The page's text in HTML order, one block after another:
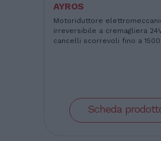
AYROS
Motoriduttore
irreversibile a cremagliera
cancelli scorrevoli fino a
Scheda